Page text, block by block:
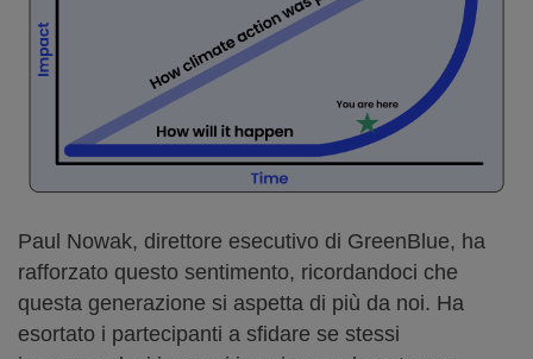
Paul Nowak, direttore esecutivo di GreenBlue, ha
rafforzato questo sentimento, ricordandoci che
questa generazione si aspetta di più da noi. Ha
esortato i partecipanti a sfidare se stessi